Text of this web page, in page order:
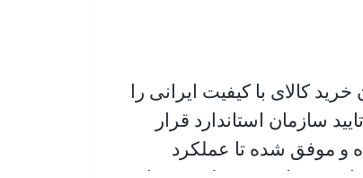
کالای با کیفیت ایرانی را
سازمان استاندارد قرار
و موفق شده تا عملکرد